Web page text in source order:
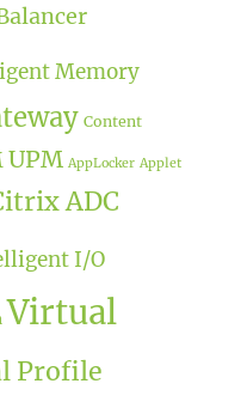
Memory
Content
UPM AppLocker Applet
ADC
I/O
Virtual
Profile